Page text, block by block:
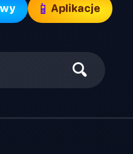
📱 Aplikacje